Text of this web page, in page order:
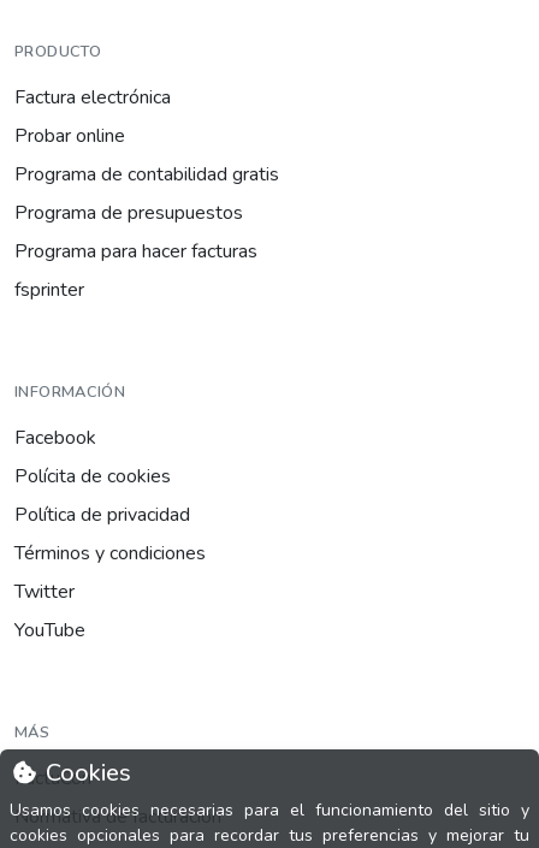
Cookies
Usamos cookies necesarias para el funcionamiento del sitio y
cookies opcionales para recordar tus preferencias y mejorar tu
PRODUCTO
Factura electrónica
Probar online
Programa de contabilidad gratis
Programa de presupuestos
Programa para hacer facturas
fsprinter
INFORMACIÓN
Facebook
Polícita de cookies
Política de privacidad
Términos y condiciones
Twitter
YouTube
MÁS
FactuCon
Normativa de facturación